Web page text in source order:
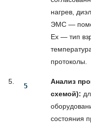
нагрев,
ЭМС —
Ex — тип
протоколы.
Анализ
схемой):
состояния